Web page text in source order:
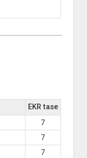
EKR tase
7
7
7